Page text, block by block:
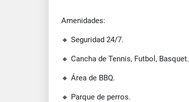
Amenidades:
🔸 Seguridad 24/7.
🔸 Cancha de Tennis, Futbol, Basquet.
🔸 Área de BBQ.
🔸 Parque de perros.